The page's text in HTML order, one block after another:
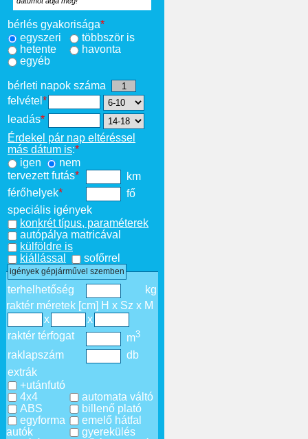
bérlés gyakorisága*
egyszeri
többször is
hetente
havonta
egyéb
bérleti napok száma
felvétel *
leadás*
Érdekel pár nap eltéréssel
más dátum is:*
igen
nem
tervezett futás*
km
férőhelyek*
fő
speciális igények
konkrét típus, paraméterek
autópálya matricával
külföldre is
kiállással
sofőrrel
igények gépjárművel szemben
terhelhetőség
kg
raktér méretek [cm] H x Sz x M
x
x
raktér térfogat
m3
raklapszám
db
extrák
+utánfutó
4x4
ABS
egyforma
autók
automata váltó
billenő plató
emelő hátfal
gyerekülés